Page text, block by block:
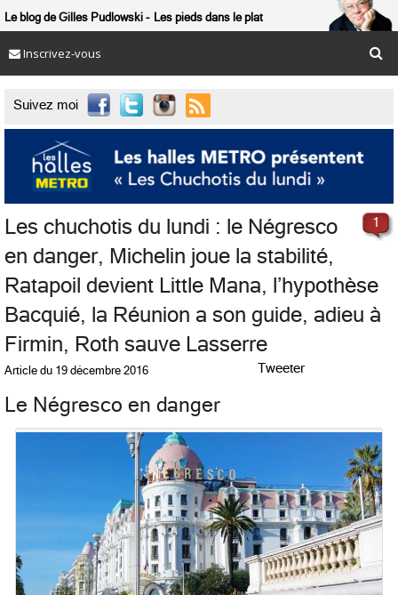
Le blog de Gilles Pudlowski Les pieds dans le plat
Inscrivez-vous
Suivez moi 
1
Les chuchotis du lundi : le Négresco
en danger, Michelin joue la stabilité,
Ratapoil devient Little Mana, l’hypothèse
Bacquié, la Réunion a son guide, adieu à
Firmin, Roth sauve Lasserre
Article du 19 décembre 2016 Tweeter
Le Négresco en danger